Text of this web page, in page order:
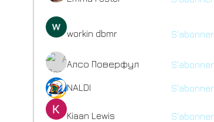
workin dbmr S'abonner
Алсо Поверфул S'abonner
NALDI S'abonner
Kiaan Lewis S'abonner